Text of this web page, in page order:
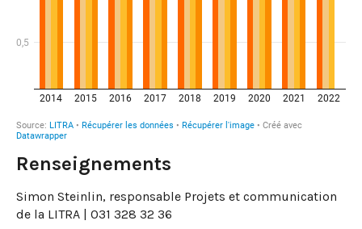
Renseignements
Simon Steinlin, responsable Projets et communication
de la LITRA | 031 328 32 36